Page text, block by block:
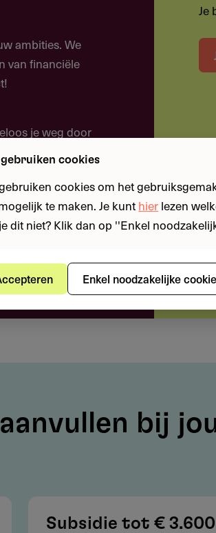
een digitale strategie
van nieuwe software door medewerkers
creatieve sector met een passende
uit de gepubliceerde lijst
uit de creatieve en culturele sector
medewerkers in loondienst
ambities. We
van financiële
je weg door
intuïtieve platform.
kans met onze
fondsen
Je
bij
Subsidie tot €
cookies
cookies om het
te maken. Je kunthierlezen
dit niet? Klik dan op ''Enkel
Enkel noodzakelijke